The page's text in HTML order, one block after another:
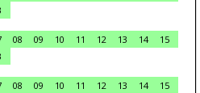
08 09 10 11 12 13 14
15
08 09 10 11 12 13 14
15